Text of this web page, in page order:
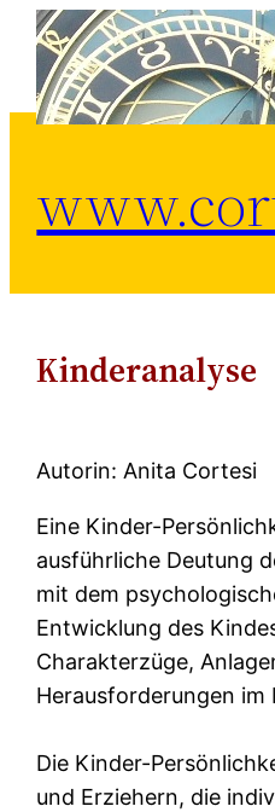
Zum
Inhalt
springen
Kinderanalyse
Autorin: Anita Cortesi
Eine Kinder-
ausführliche Deutung
mit dem
Entwicklung des
Charakterzüge,
Herausforderungen im
Die Kinder-
und Erziehern, die